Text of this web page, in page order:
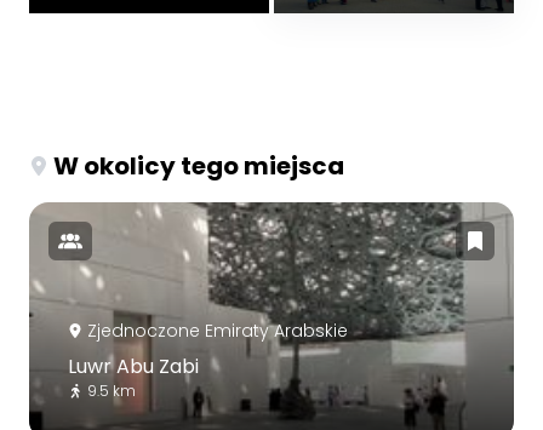
W okolicy tego miejsca
Zjednoczone Emiraty Arabskie
Luwr Abu Zabi
9.5 km